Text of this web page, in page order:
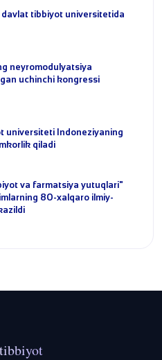
davlat tibbiyot universitetida
neyromodulyatsiya
uchinchi kongressi
universiteti Indoneziyaning
qiladi
va farmatsiya yutuqlari"
80-xalqaro ilmiy-